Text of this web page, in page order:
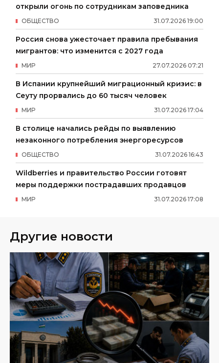
открыли огонь по сотрудникам заповедника
31.07.2026 19:00
ОБЩЕСТВО
Россия снова ужесточает правила пребывания
мигрантов: что изменится с 2027 года
27.07.2026 07:21
МИР
В Испании крупнейший миграционный кризис: в
Сеуту прорвались до 60 тысяч человек
31.07.2026 17:04
МИР
В столице начались рейды по выявлению
незаконного потребления энергоресурсов
31.07.2026 16:43
ОБЩЕСТВО
Wildberries и правительство России готовят
меры поддержки пострадавших продавцов
31.07.2026 17:08
МИР
Другие новости